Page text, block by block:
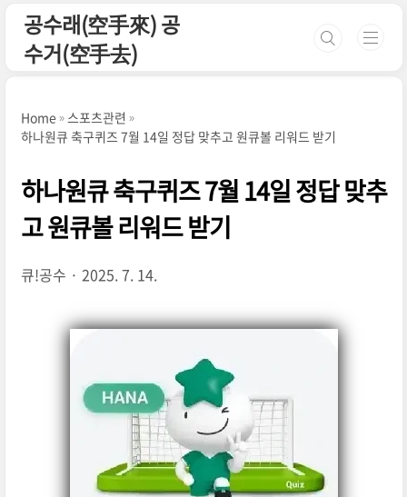
공수래(空手來) 공
수거(空手去)
Home
스포츠관련
하나원큐 축구퀴즈 7월 14일 정답 맞추고 원큐볼 리워드 받기
하나원큐 축구퀴즈 7월 14일 정답 맞추
고 원큐볼 리워드 받기
큐!공수 2025. 7. 14.